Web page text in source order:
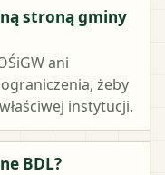
stroną gminy
ani
żeby
instytucji.
BDL?